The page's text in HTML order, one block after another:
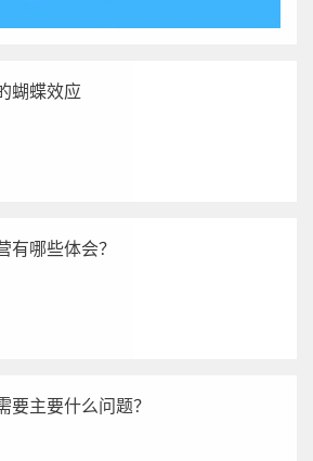
蝴蝶效应
有哪些体会？
要主要什么问题？